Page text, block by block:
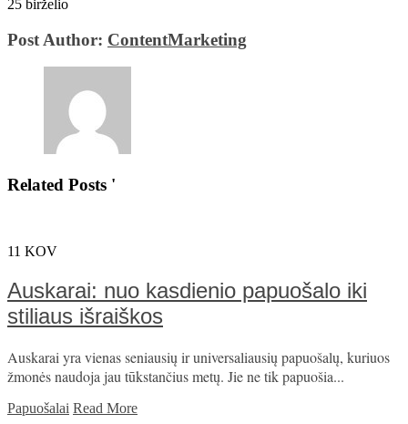
25 birželio
Post Author: ContentMarketing
Related Posts '
11 KOV
Auskarai: nuo kasdienio papuošalo iki
stiliaus išraiškos
Auskarai yra vienas seniausių ir universaliausių papuošalų, kuriuos
žmonės naudoja jau tūkstančius metų. Jie ne tik papuošia...
Papuošalai Read More